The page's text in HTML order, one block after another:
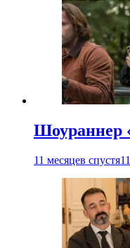
Шоураннер
11 месяцев спустя